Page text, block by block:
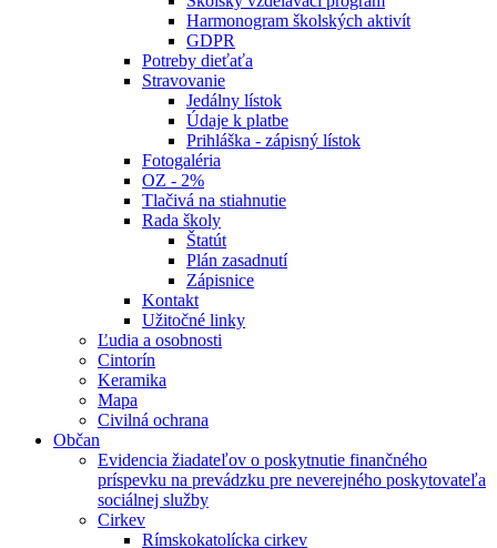
Harmonogram školských aktivít
GDPR
Potreby dieťaťa
Stravovanie
Jedálny lístok
Údaje k platbe
Prihláška - zápisný lístok
Fotogaléria
OZ - 2%
Tlačivá na stiahnutie
Rada školy
Štatút
Plán zasadnutí
Zápisnice
Kontakt
Užitočné linky
Ľudia a osobnosti
Cintorín
Keramika
Mapa
Civilná ochrana
Občan
Evidencia žiadateľov o poskytnutie finančného
príspevku na prevádzku pre neverejného poskytovateľa
sociálnej služby
Cirkev
Rímskokatolícka cirkev